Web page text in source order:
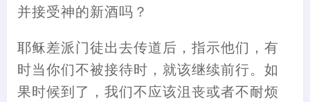
并接受神的新酒吗？
耶稣差派门徒出去传道后，指示他们，有
时当你们不被接待时，就该继续前行。如
果时候到了，我们不应该沮丧或者不耐烦